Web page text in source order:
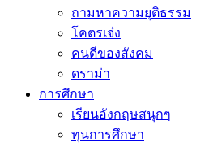
ถามหาความยุติธรรม
โคตรเจ๋ง
คนดีของสังคม
ดราม่า
การศึกษา
เรียนอังกฤษสนุกๆ
ทุนการศึกษา